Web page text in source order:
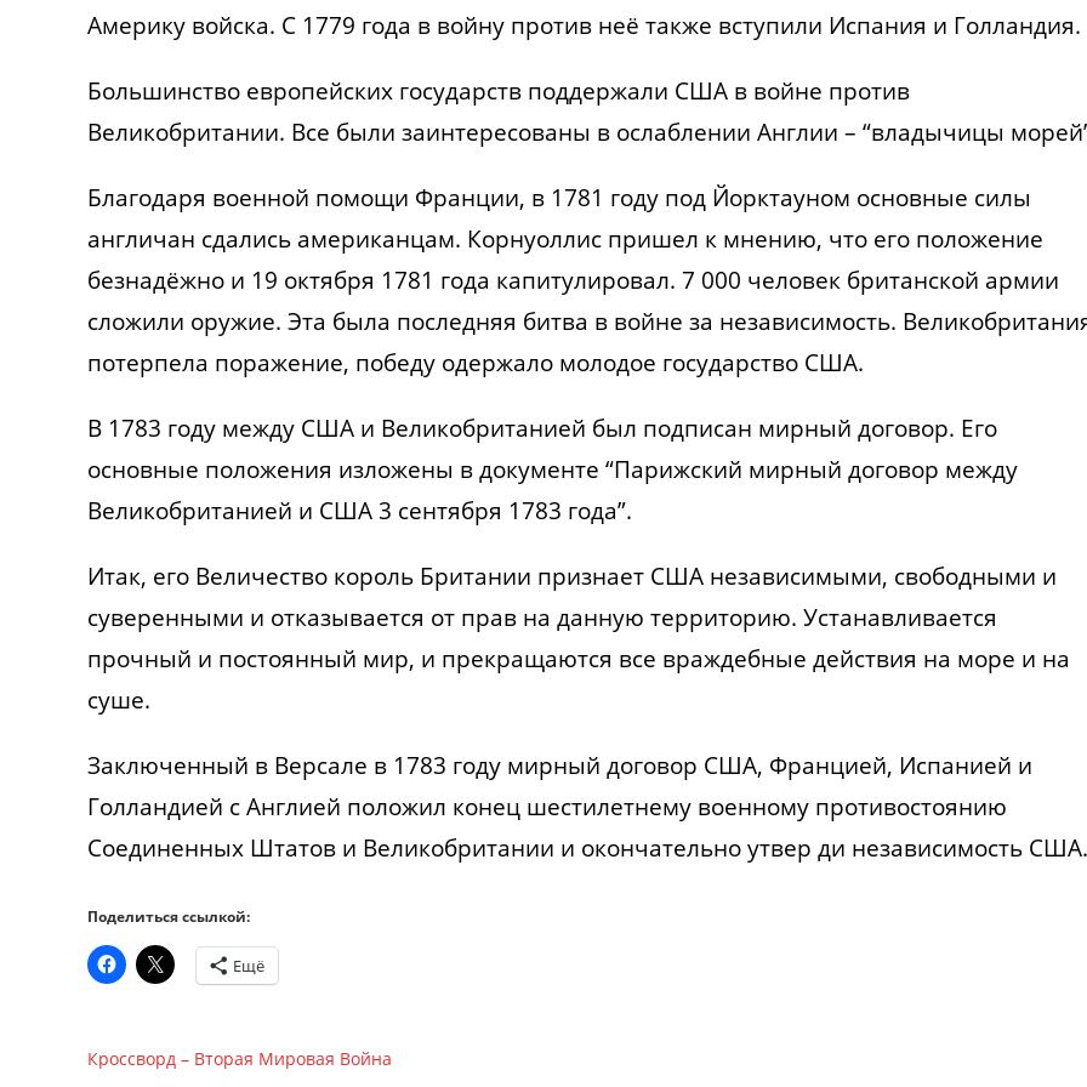
Америку войска. С 1779 года в войну против неё также вступили Испания и Голландия.
Большинство европейских государств поддержали США в войне против
Великобритании. Все были заинтересованы в ослаблении Англии – “владычицы
Благодаря военной помощи Франции, в 1781 году под Йорктауном основные силы
англичан сдались американцам. Корнуоллис пришел к мнению, что его положение
безнадёжно и 19 октября 1781 года капитулировал. 7 000 человек британской армии
сложили оружие. Эта была последняя битва в войне за независимость.
потерпела поражение, победу одержало молодое государство США.
В 1783 году между США и Великобританией был подписан мирный договор. Его
основные положения изложены в документе “Парижский мирный договор между
Великобританией и США 3 сентября 1783 года”.
Итак, его Величество король Британии признает США независимыми, свободными и
суверенными и отказывается от прав на данную территорию. Устанавливается
прочный и постоянный мир, и прекращаются все враждебные действия на море и на
суше.
Заключенный в Версале в 1783 году мирный договор США, Францией, Испанией и
Голландией с Англией положил конец шестилетнему военному противостоянию
Соединенных Штатов и Великобритании и окончательно утвер ди независимость США.
Поделиться ссылкой:
Ещё
Кроссворд – Вторая Мировая Война